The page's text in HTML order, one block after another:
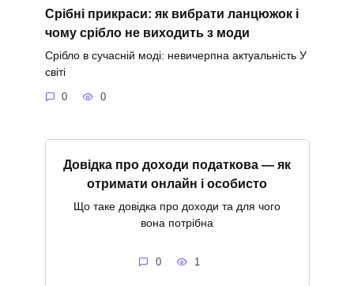
Срібні прикраси: як вибрати ланцюжок і
чому срібло не виходить з моди
Срібло в сучасній моді: невичерпна актуальність У
світі
0 0
Довідка про доходи податкова — як
отримати онлайн і особисто
Що таке довідка про доходи та для чого
вона потрібна
0 1